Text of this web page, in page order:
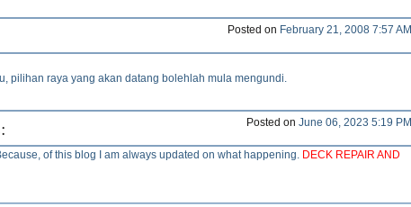
Posted on February 21, 2008 7:57 AM
pilihan raya yang akan datang bolehlah mula mengundi.
Posted on June 06, 2023 5:19 PM
of this blog I am always updated on what happening. DECK REPAIR AND